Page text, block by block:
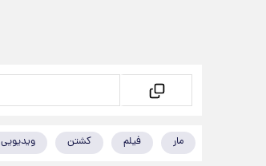
مار فیلم کشتن ویدیویی